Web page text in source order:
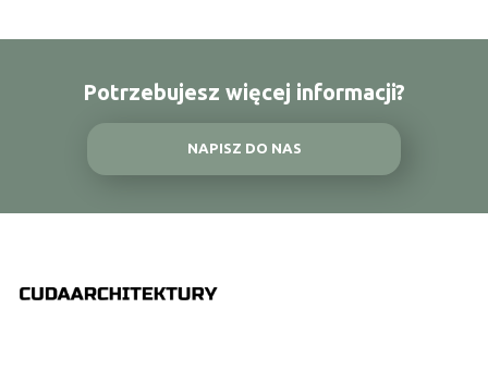
Potrzebujesz więcej informacji?
NAPISZ DO NAS